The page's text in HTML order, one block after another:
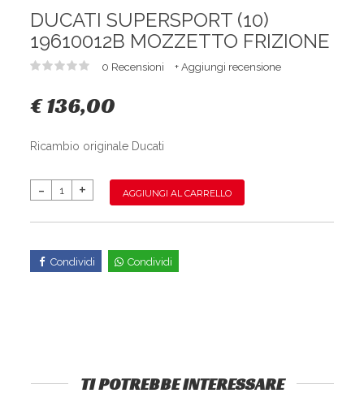
DUCATI SUPERSPORT (10)
19610012B MOZZETTO FRIZIONE
0 Recensioni + Aggiungi recensione
€ 136,00
Ricambio originale Ducati
AGGIUNGI AL CARRELLO
Condividi Condividi
TI POTREBBE INTERESSARE